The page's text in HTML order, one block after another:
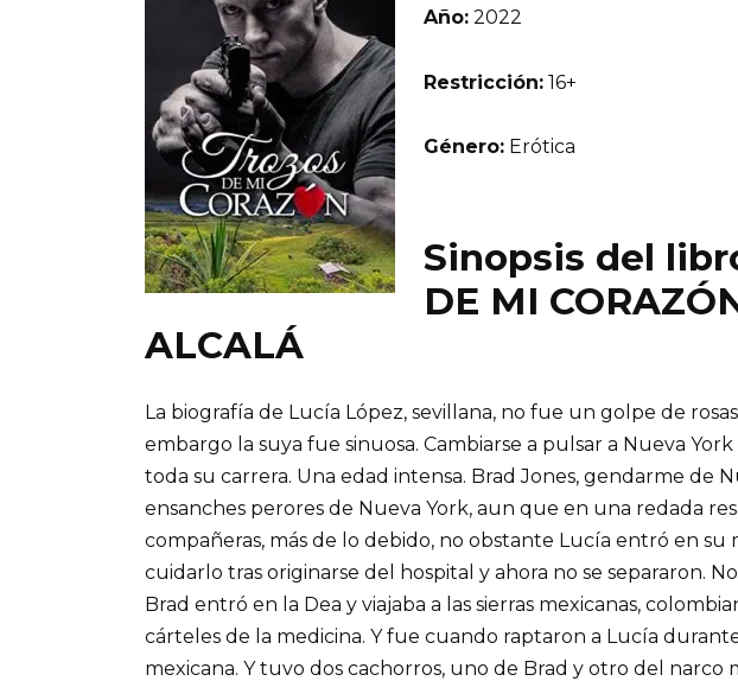
Año: 2022
Restricción: 16+
Género: Erótica
Sinopsis del
DE MI
ALCALÁ
La biografía de Lucía López, sevillana, no fue un golpe de
embargo la suya fue sinuosa. Cambiarse a pulsar a Nueva
toda su carrera. Una edad intensa. Brad Jones, gendarme de
ensanches perores de Nueva York, aun que en una redada
compañeras, más de lo debido, no obstante Lucía entró en su
cuidarlo tras originarse del hospital y ahora no se separaron.
Brad entró en la Dea y viajaba a las sierras mexicanas,
cárteles de la medicina. Y fue cuando raptaron a Lucía
mexicana. Y tuvo dos cachorros, uno de Brad y otro del narco